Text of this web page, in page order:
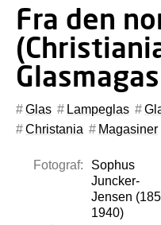
Fra den
Glas Lampeglas
Christania
Magasiner
Fotograf:
Sophus
Juncker-
Jensen
1940)